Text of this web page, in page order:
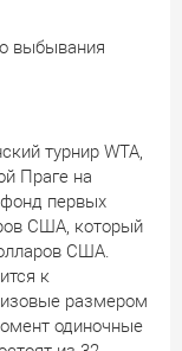
выбывания
турнир WTA,
Праге на
первых
США, который
США.
к
размером
одиночные